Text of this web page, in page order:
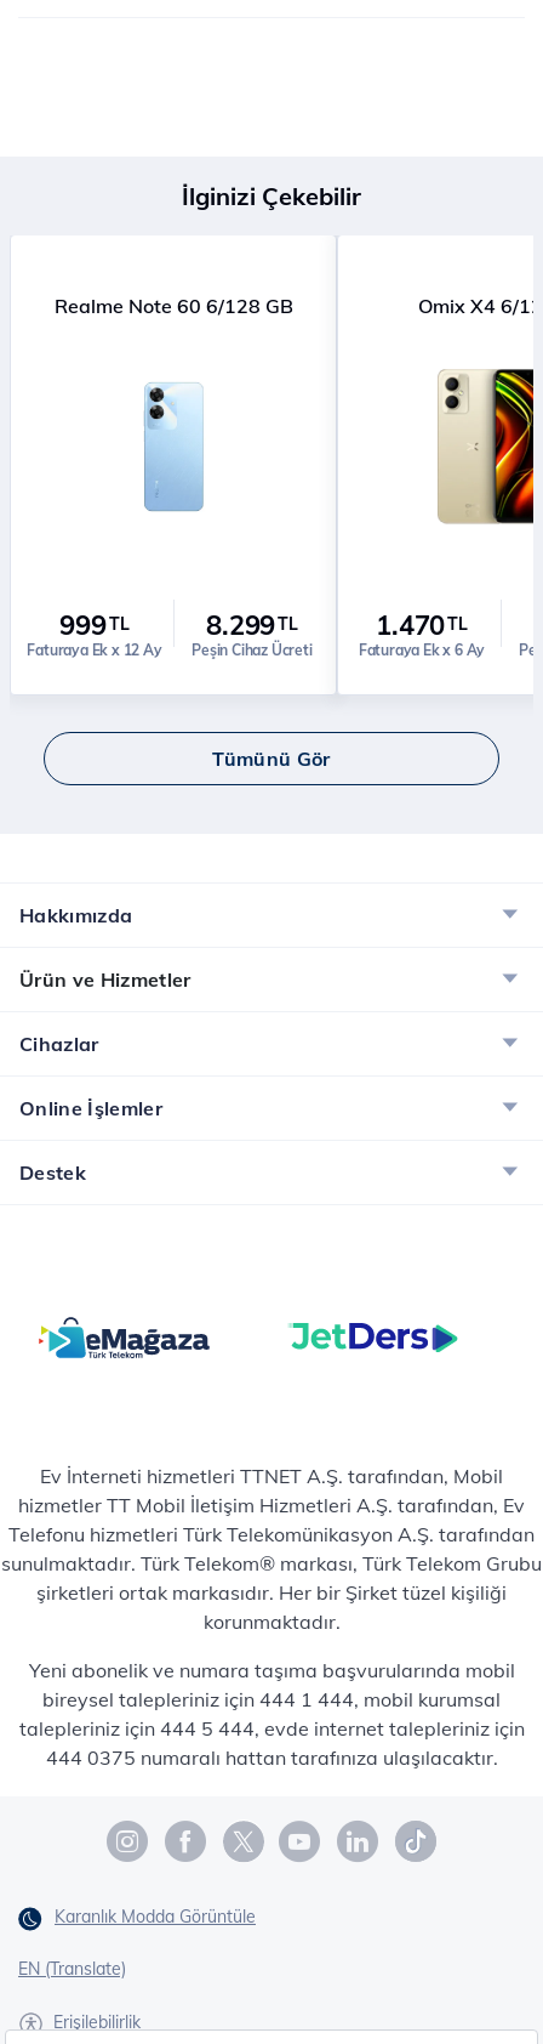
İlginizi Çekebilir
Realme Note 60 6/128 GB
999TL
Faturaya Ek x 12 Ay
8.299TL
Peşin Cihaz Ücreti
Omix X4 6/
1.470TL
Faturaya Ek x 6 Ay
Tümünü Gör
Hakkımızda
Ürün ve Hizmetler
Cihazlar
Online İşlemler
Destek
Ev İnterneti hizmetleri TTNET A.Ş. tarafından, Mobil
hizmetler TT Mobil İletişim Hizmetleri A.Ş. tarafından, Ev
Telefonu hizmetleri Türk Telekomünikasyon A.Ş. tarafından
sunulmaktadır. Türk Telekom® markası, Türk Telekom Grubu
şirketleri ortak markasıdır. Her bir Şirket tüzel kişiliği
korunmaktadır.
Yeni abonelik ve numara taşıma başvurularında mobil
bireysel talepleriniz için 444 1 444, mobil kurumsal
talepleriniz için 444 5 444, evde internet talepleriniz için
444 0375 numaralı hattan tarafınıza ulaşılacaktır.
Karanlık Modda Görüntüle
EN (Translate)
Erişilebilirlik